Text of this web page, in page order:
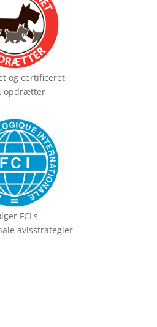
og certificeret
opdrætter
FCI's
avlsstrategier